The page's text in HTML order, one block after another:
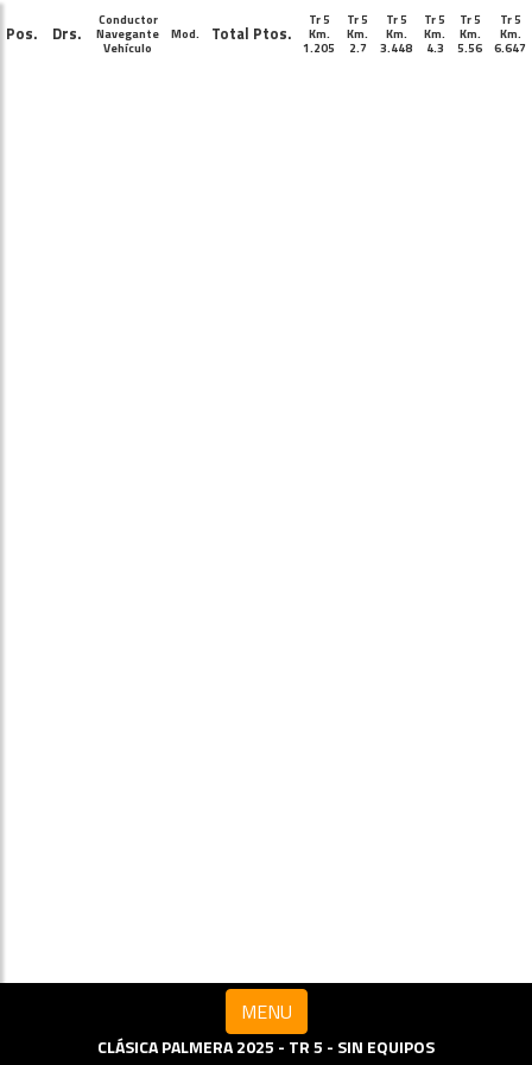
Pos. Drs.
Conductor
Navegante
Vehículo
Mod. Total Ptos.
Tr 5
Km.
1.205
Tr 5
Km.
2.7
Tr 5
Km.
3.448
Tr 5
Km.
4.3
Tr 5
Km.
5.56
Tr 5
Km.
6.647
MENU
CLÁSICA PALMERA 2025 - TR 5 - SIN EQUIPOS